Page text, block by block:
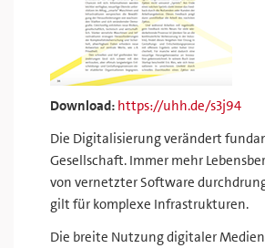
Download: https://uhh.de/s3j94
Die Digitalisierung verändert
Gesellschaft. Immer mehr
von vernetzter Software
gilt für komplexe Infrastrukturen.
Die breite Nutzung digitaler